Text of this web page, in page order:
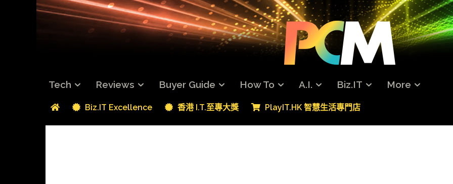
Tech Reviews Buyer Guide How To A.I. Biz.IT More
Biz.IT Excellence 香港 I.T.至專大獎 PlayIT.HK 智慧生活專門店